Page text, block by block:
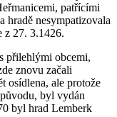
patřícími
hradě nesympatizovala
z 27. 3.1426.
přilehlými obcemi,
znovu začali
osídlena, ale protože
byl vydán
byl hrad Lemberk